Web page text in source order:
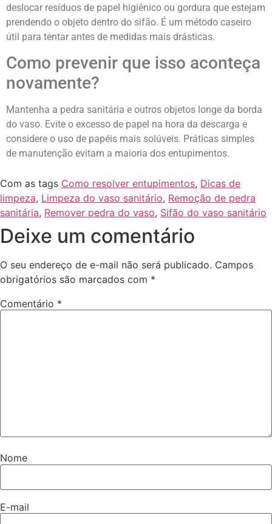
deslocar resíduos de papel higiênico ou gordura que estejam
prendendo o objeto dentro do sifão. É um método caseiro
útil para tentar antes de medidas mais drásticas.
Como prevenir que isso aconteça
novamente?
Mantenha a pedra sanitária e outros objetos longe da borda
do vaso. Evite o excesso de papel na hora da descarga e
considere o uso de papéis mais solúveis. Práticas simples
de manutenção evitam a maioria dos entupimentos.
Com as tags Como resolver entupimentos, Dicas de
limpeza, Limpeza do vaso sanitário, Remoção de pedra
sanitária, Remover pedra do vaso, Sifão do vaso sanitário
Deixe um comentário
O seu endereço de e-mail não será publicado. Campos
obrigatórios são marcados com *
Comentário *
Nome
E-mail